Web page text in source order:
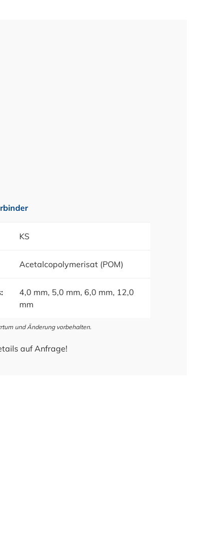
KS
Acetalcopolymerisat (POM)
4,0 mm, 5,0 mm, 6,0 mm, 12,0
mm
und Änderung vorbehalten.
auf Anfrage!